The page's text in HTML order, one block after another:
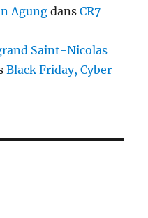
Agung dansCR7
Saint-Nicolas
Black Friday, Cyber